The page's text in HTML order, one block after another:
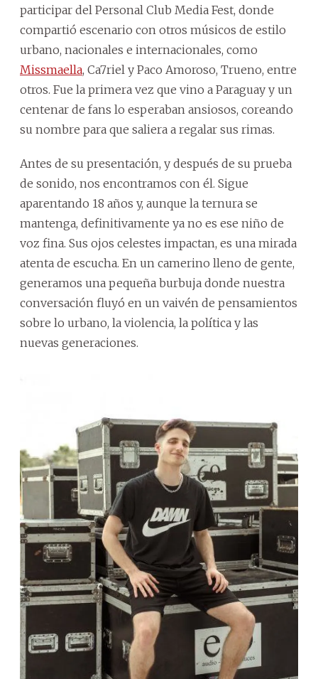
participar del Personal Club Media Fest, donde
compartió escenario con otros músicos de estilo
urbano, nacionales e internacionales, como
Missmaella, Ca7riel y Paco Amoroso, Trueno, entre
otros. Fue la primera vez que vino a Paraguay y un
centenar de fans lo esperaban ansiosos, coreando
su nombre para que saliera a regalar sus rimas.
Antes de su presentación, y después de su prueba
de sonido, nos encontramos con él. Sigue
aparentando 18 años y, aunque la ternura se
mantenga, definitivamente ya no es ese niño de
voz fina. Sus ojos celestes impactan, es una mirada
atenta de escucha. En un camerino lleno de gente,
generamos una pequeña burbuja donde nuestra
conversación fluyó en un vaivén de pensamientos
sobre lo urbano, la violencia, la política y las
nuevas generaciones.